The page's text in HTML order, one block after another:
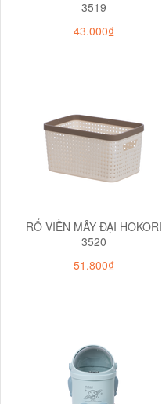
3519
43.000₫
RỔ VIỀN MÂY ĐẠI HOKORI
3520
51.800₫